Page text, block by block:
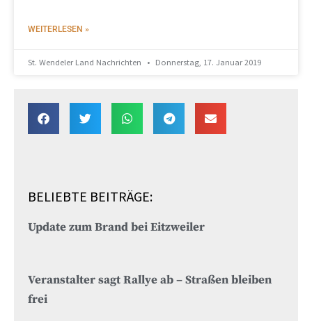
WEITERLESEN »
St. Wendeler Land Nachrichten Donnerstag, 17. Januar 2019
BELIEBTE BEITRÄGE:
Update zum Brand bei Eitzweiler
Veranstalter sagt Rallye ab – Straßen bleiben
frei